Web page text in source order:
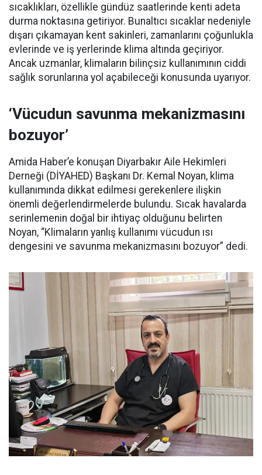
sıcaklıkları, özellikle gündüz saatlerinde kenti adeta
durma noktasına getiriyor. Bunaltıcı sıcaklar nedeniyle
dışarı çıkamayan kent sakinleri, zamanlarını çoğunlukla
evlerinde ve iş yerlerinde klima altında geçiriyor.
Ancak uzmanlar, klimaların bilinçsiz kullanımının ciddi
sağlık sorunlarına yol açabileceği konusunda uyarıyor.
‘Vücudun savunma mekanizmasını
bozuyor’
Amida Haber’e konuşan Diyarbakır Aile Hekimleri
Derneği (DİYAHED) Başkanı Dr. Kemal Noyan, klima
kullanımında dikkat edilmesi gerekenlere ilişkin
önemli değerlendirmelerde bulundu. Sıcak havalarda
serinlemenin doğal bir ihtiyaç olduğunu belirten
Noyan, “Klimaların yanlış kullanımı vücudun ısı
dengesini ve savunma mekanizmasını bozuyor” dedi.